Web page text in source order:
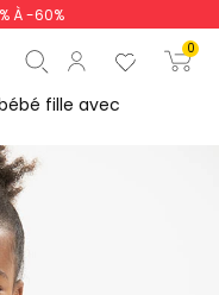
À -60%
0
fille avec